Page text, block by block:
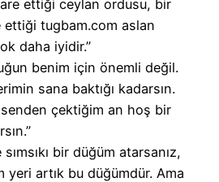
ettiği ceylan ordusu, bir
ettiği tugbam.com aslan
daha iyidir.”
benim için önemli değil.
sana baktığı kadarsın.
çektiğim an hoş bir
bir düğüm atarsanız,
yeri artık bu düğümdür. Ama